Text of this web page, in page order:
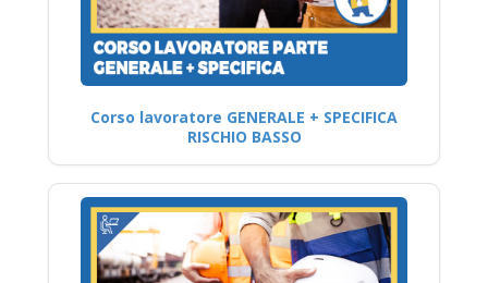
Corso lavoratore GENERALE + SPECIFICA
RISCHIO BASSO